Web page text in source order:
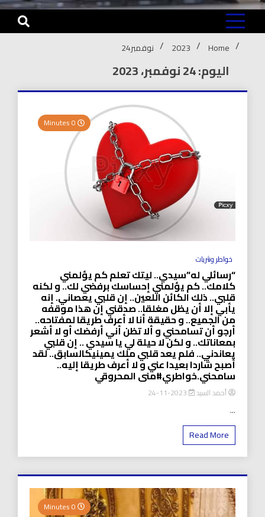
Home
2023 نوفمبر24
اليوم: 24 نوفمبر، 2023
خواطر ونثريات
“رسائلي له”سيدي.. ليتك تعلم كم يؤلمني
كلامك.. كم يؤلمني إحساسك برفضي لك.. و لكنه
قلبي.. ذلك الكائن اللعين.. إن قلبي يعصاني. إنه
يأبي إلا أن يظل مغلقا.. صدقني إن هذا موقفه
من الجميع.. و حقيقة أنا لا أعرف طريقا لمفتاحه..
أرجو أن تسامحني و ألا تظن أني أرفضك أو لا أشعر
بمعاناتك.. و لكن لا حيلة لي يا سيدي .. إن قلبي
يعاندني.. فلم يعد قلبي ملك يمينيكالسابق.. لقد
أصبح شاردا بعيدا عني و لا أعرف طريقا إليه..
سامحني.خواطري#منى المحروقي
أحمد السيد
...
Read More